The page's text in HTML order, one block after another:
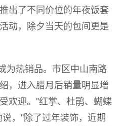
出了不同价位的年夜饭套
动，除夕当天的包间更是
为热销品。市区中山南路
，进入腊月后销量明显增
欢迎。"红掌、杜鹃、蝴蝶
，"除了过年装饰，近期